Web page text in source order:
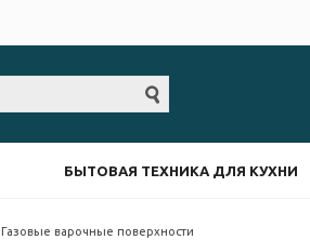
БЫТОВАЯ ТЕХНИКА ДЛЯ КУХНИ
Газовые варочные поверхности